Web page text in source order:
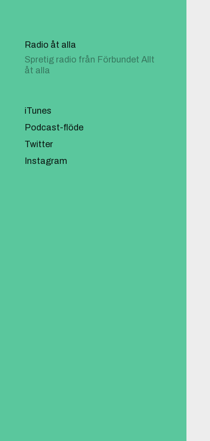
Radio åt alla
Spretig radio från Förbundet Allt
åt alla
iTunes
Podcast-flöde
Twitter
Instagram